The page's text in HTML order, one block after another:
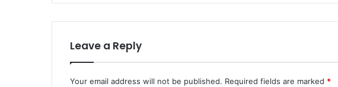
Leave a Reply
Your email address will not be published. Required fields are marked *